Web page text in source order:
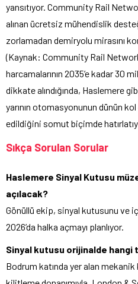
yansıtıyor. Community Rail
alınan ücretsiz mühendislik
zorlamadan demiryolu mirasını
(Kaynak: Community Rail
harcamalarının 2035’e kadar 30
dikkate alındığında, Haslemere
yarının otomasyonunun dünün
edildiğini somut biçimde
Sıkça Sorulan Sorular
Haslemere Sinyal Kutusu
açılacak?
Gönüllü ekip, sinyal kutusunu ve
2026’da halka açmayı planlıyor.
Sinyal kutusu orijinalde hangi
Bodrum katında yer alan